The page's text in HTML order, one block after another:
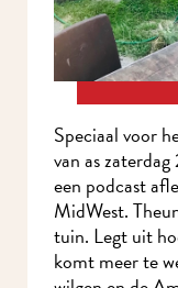
Speciaal voor
van as
een podcast
MidWest.
tuin. Legt uit
komt meer te